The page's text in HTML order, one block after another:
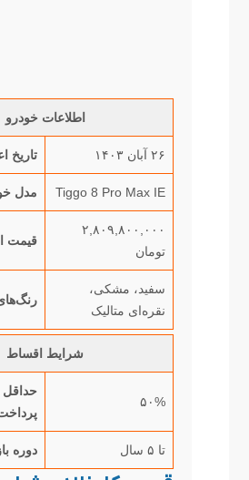
اطلاعات خودرو
۲۶ آبان ۱۴۰۳ تاریخ
Tiggo 8 Pro Max IE مدل
۲,۸۰۹,۸۰۰,۰۰۰
تومان
قیمت
سفید، مشکی،
نقره‌ای متالیک
شرایط اقساط
۵۰%
تا ۵ سال دوره